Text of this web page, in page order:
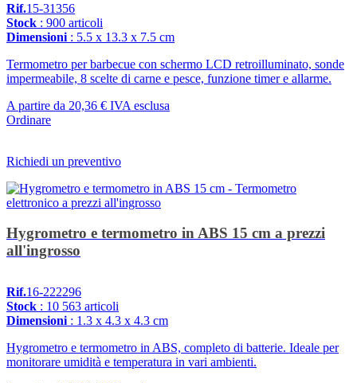
Rif.15-31356
Stock : 900 articoli
Dimensioni : 5.5 x 13.3 x 7.5 cm
Termometro per barbecue con schermo LCD retroilluminato, sonde
impermeabile, 8 scelte di carne e pesce, funzione timer e allarme.
A partire da 20,36 € IVA esclusa
Ordinare
Richiedi un preventivo
Hygrometro e termometro in ABS 15 cm a prezzi
all'ingrosso
Rif.16-222296
Stock : 10 563 articoli
Dimensioni : 1.3 x 4.3 x 4.3 cm
Hygrometro e termometro in ABS, completo di batterie. Ideale per
monitorare umidità e temperatura in vari ambienti.